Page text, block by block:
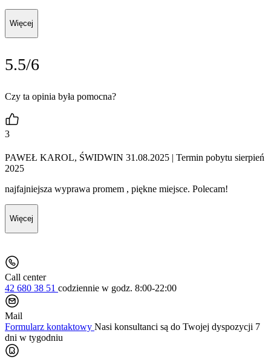
Więcej
5.5/6
Czy ta opinia była pomocna?
3
PAWEŁ KAROL, ŚWIDWIN 31.08.2025 | Termin pobytu sierpień
2025
najfajniejsza wyprawa promem , piękne miejsce. Polecam!
Więcej
Call center
42 680 38 51 codziennie w godz. 8:00-22:00
Mail
Formularz kontaktowy Nasi konsultanci są do Twojej dyspozycji 7
dni w tygodniu